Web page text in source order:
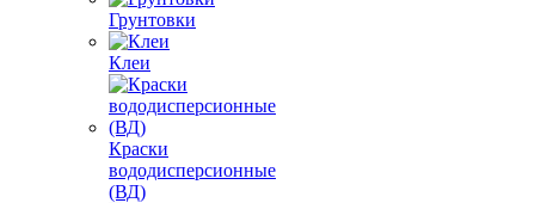
Грунтовки
Клеи
Краски
вододисперсионные
(ВД)